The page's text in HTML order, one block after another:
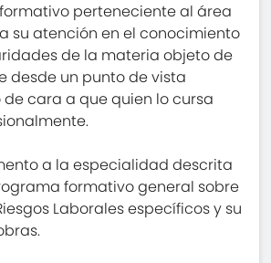
perteneciente al área
su atención en el conocimiento
de la materia objeto de
desde un punto de vista
cara a que quien lo cursa
a la especialidad descrita
formativo general sobre
Laborales específicos y su